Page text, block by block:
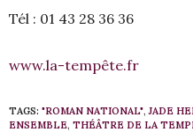
Tél : 01 43 28 36 36
www.la-tempête.fr
TAGS: "ROMAN NATIONAL",JADE
ENSEMBLE, THÉÂTRE DE LA